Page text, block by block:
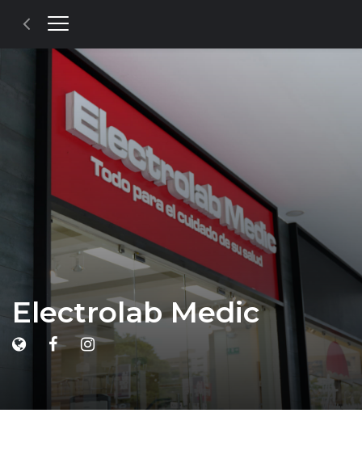
Electrolab Medic